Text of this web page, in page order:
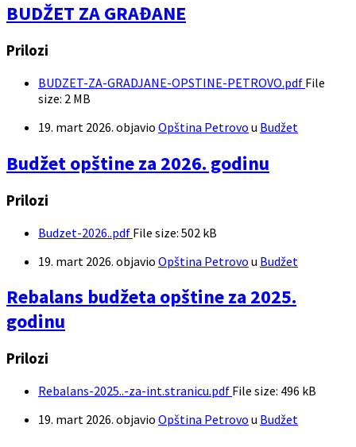
BUDŽET ZA GRAĐANE
Prilozi
BUDZET-ZA-GRADJANE-OPSTINE-PETROVO.pdf File
size: 2 MB
19. mart 2026. objavio Opština Petrovo u Budžet
Budžet opštine za 2026. godinu
Prilozi
Budzet-2026..pdf File size: 502 kB
19. mart 2026. objavio Opština Petrovo u Budžet
Rebalans budžeta opštine za 2025.
godinu
Prilozi
Rebalans-2025..-za-int.stranicu.pdf File size: 496 kB
19. mart 2026. objavio Opština Petrovo u Budžet